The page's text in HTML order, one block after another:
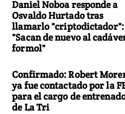
Daniel Noboa responde a
Osvaldo Hurtado tras
llamarlo "criptodictador":
"Sacan de nuevo al
formol"
Confirmado: Robert
ya fue contactado por la
para el cargo de
de La Tri